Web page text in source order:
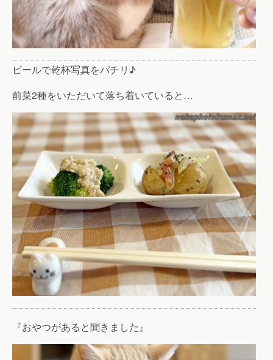
ビールで乾杯写真をパチリ♪
前菜2種をいただいて落ち着いていると…
『おやつがあると聞きました』